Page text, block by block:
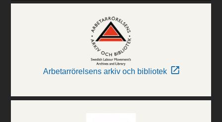
Arbetarrörelsens arkiv och bibliotek